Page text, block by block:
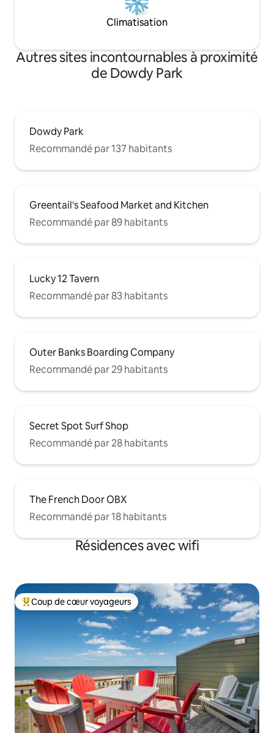
Climatisation
Autres sites incontournables à proximité
de Dowdy Park
Dowdy Park
Recommandé par 137 habitants
Greentail's Seafood Market and Kitchen
Recommandé par 89 habitants
Lucky 12 Tavern
Recommandé par 83 habitants
Outer Banks Boarding Company
Recommandé par 29 habitants
Secret Spot Surf Shop
Recommandé par 28 habitants
The French Door OBX
Recommandé par 18 habitants
Résidences avec wifi
Coups de cœur voyageurs les plus appréciés
Coup de cœur voyageurs